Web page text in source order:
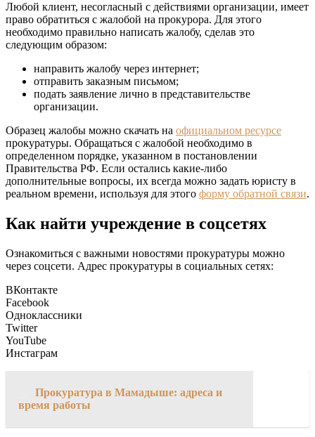
Любой клиент, несогласный с действиями организации, имеет
право обратиться с жалобой на прокурора. Для этого
необходимо правильно написать жалобу, сделав это
следующим образом:
направить жалобу через интернет;
отправить заказным письмом;
подать заявление лично в представительстве
организации.
Образец жалобы можно скачать на официальном ресурсе
прокуратуры. Обращаться с жалобой необходимо в
определенном порядке, указанном в постановлении
Правительства РФ. Если остались какие-либо
дополнительные вопросы, их всегда можно задать юристу в
реальном времени, используя для этого форму обратной связи.
Как найти учреждение в соцсетях
Ознакомиться с важными новостями прокуратуры можно
через соцсети. Адрес прокуратуры в социальных сетях:
ВКонтакте
Facebook
Одноклассники
Twitter
YouTube
Инстаграм
Прокуратура в Мамадыше: адреса и
время работы